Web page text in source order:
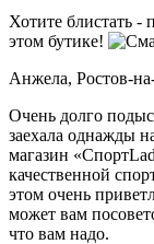
Хотите блистать -
этом бутике!
Анжела, Ростов-
Очень долго
заехала однажды
магазин
качественной
этом очень
может вам
что вам надо.